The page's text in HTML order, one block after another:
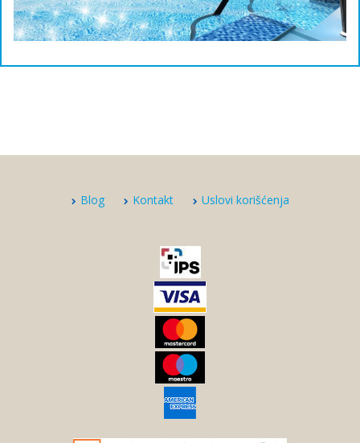
Blog Kontakt Uslovi korišćenja